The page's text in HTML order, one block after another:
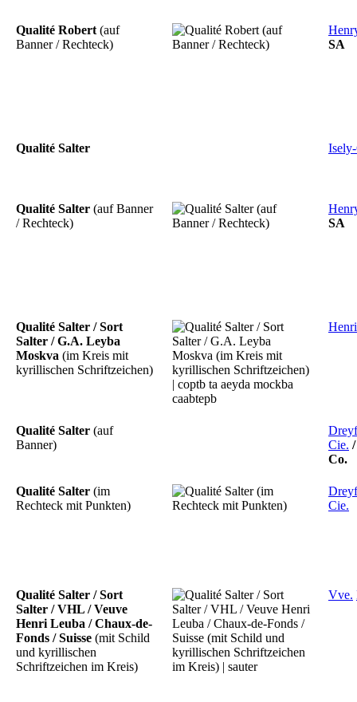
Qualité Robert (auf
Banner / Rechteck)
SA
Qualité Salter
Qualité Salter (auf Banner
/ Rechteck)
SA
Qualité Salter / Sort
Salter / G.A. Leyba
Moskva (im Kreis mit
kyrillischen Schriftzeichen)
Qualité Salter (auf
Banner)
Cie.
Co.
Qualité Salter (im
Rechteck mit Punkten)
Cie.
Qualité Salter / Sort
Salter / VHL / Veuve
Henri Leuba / Chaux-de-
Fonds / Suisse (mit Schild
und kyrillischen
Schriftzeichen im Kreis)
Vve.